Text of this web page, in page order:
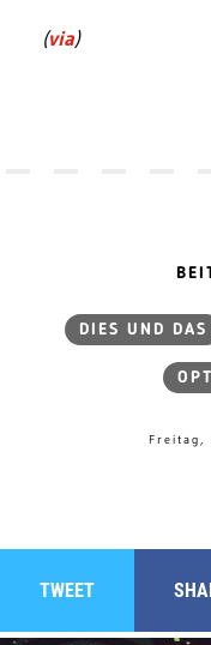
(via)
DIES UND DAS
Freitag,
TWEET